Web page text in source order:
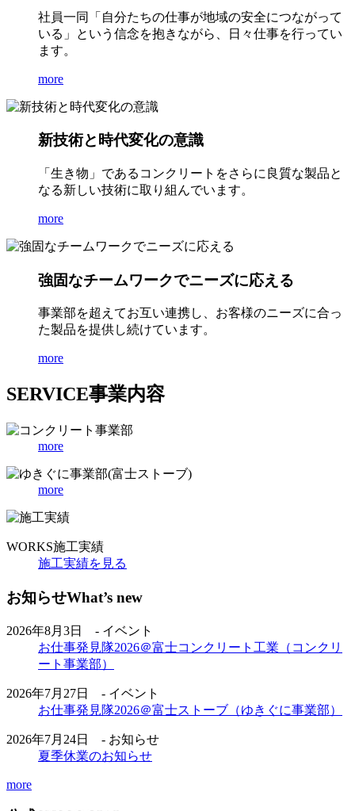
社員一同「自分たちの仕事が地域の安全につながって
いる」という信念を抱きながら、日々仕事を行ってい
ます。
more
新技術と時代変化の意識
「生き物」であるコンクリートをさらに良質な製品と
なる新しい技術に取り組んでいます。
more
強固なチームワークでニーズに応える
事業部を超えてお互い連携し、お客様のニーズに合っ
た製品を提供し続けています。
more
SERVICE事業内容
more
more
WORKS施工実績
施工実績を見る
お知らせWhat’s new
2026年8月3日 - イベント
お仕事発見隊2026＠富士コンクリート工業（コンクリ
ート事業部）
2026年7月27日 - イベント
お仕事発見隊2026＠富士ストーブ（ゆきぐに事業部）
2026年7月24日 - お知らせ
夏季休業のお知らせ
more